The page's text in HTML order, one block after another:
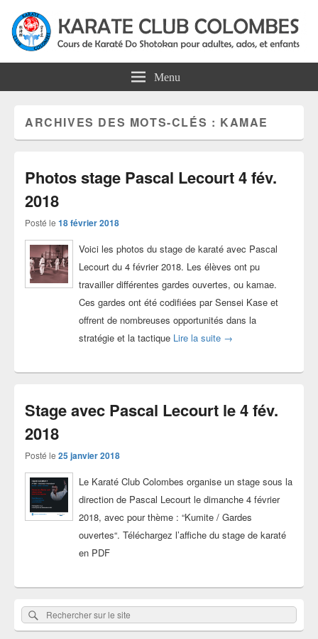
Karate Club Colombes
Menu
ARCHIVES DES MOTS-CLÉS : KAMAE
Photos stage Pascal Lecourt 4 fév.
2018
Posté le 18 février 2018
Voici les photos du stage de karaté avec Pascal
Lecourt du 4 février 2018. Les élèves ont pu
travailler différentes gardes ouvertes, ou kamae.
Ces gardes ont été codifiées par Sensei Kase et
offrent de nombreuses opportunités dans la
stratégie et la tactique Lire la suite Photos stage Pascal
→
Stage avec Pascal Lecourt le 4 fév.
2018
Posté le 25 janvier 2018
Le Karaté Club Colombes organise un stage sous la
direction de Pascal Lecourt le dimanche 4 février
2018, avec pour thème : “Kumite / Gardes
ouvertes“. Téléchargez l’affiche du stage de karaté
en PDF
Zone
principale
de
Rechercher :
Rechercher
sur